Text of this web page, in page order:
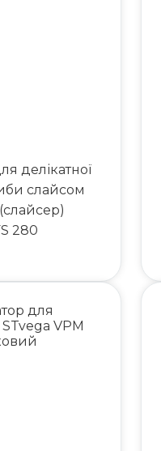
делікатної
слайсом
280